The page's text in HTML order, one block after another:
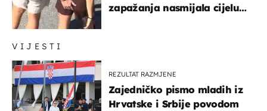
VIJESTI
REZULTAT RAZMJENE
Zajedničko pismo mladih iz
Hrvatske i Srbije povodom
zapažanja nasmijala cijelu